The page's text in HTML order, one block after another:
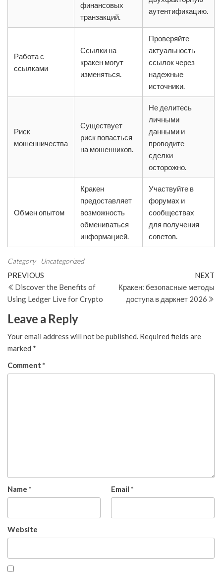
финансовых
транзакций.
аутентификацию.
Работа с
ссылками
Ссылки на
кракен могут
изменяться.
Проверяйте
актуальность
ссылок через
надежные
источники.
Риск
мошенничества
Существует
риск попасться
на мошенников.
Не делитесь
личными
данными и
проводите
сделки
осторожно.
Обмен опытом
Кракен
предоставляет
возможность
обмениваться
информацией.
Участвуйте в
форумах и
сообществах
для получения
советов.
Category Uncategorized
Post
navigation
Previous
Post
PREVIOUS
Discover the Benefits of
Using Ledger Live for Crypto
NEXT
Кракен: безопасные методы
доступа в даркнет 2026
Leave a Reply
Your email address will not be published. Required fields are
marked *
Comment *
Name * Email *
Website